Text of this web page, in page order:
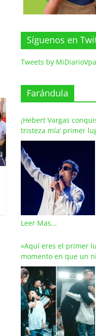
Síguenos en
Tweets by
Farándula
¡Hebert Vargas
tristeza mía’ primer
del Vallenato
Leer Mas...
«Aquí eres el primer
momento en que un
en llanto al cantar